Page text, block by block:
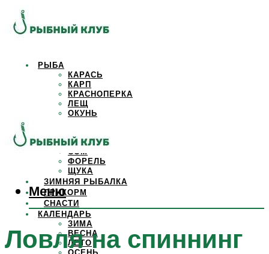
РЫБА
КАРАСЬ
КАРП
КРАСНОПЕРКА
ЛЕЩ
ОКУНЬ
САЗАН
СОМ
ФОРЕЛЬ
ЩУКА
ЗИМНЯЯ РЫБАЛКА
ПРИКОРМ
СНАСТИ
КАЛЕНДАРЬ
ЗИМА
ВЕСНА
ЛЕТО
Меню
Ловля на спиннинг